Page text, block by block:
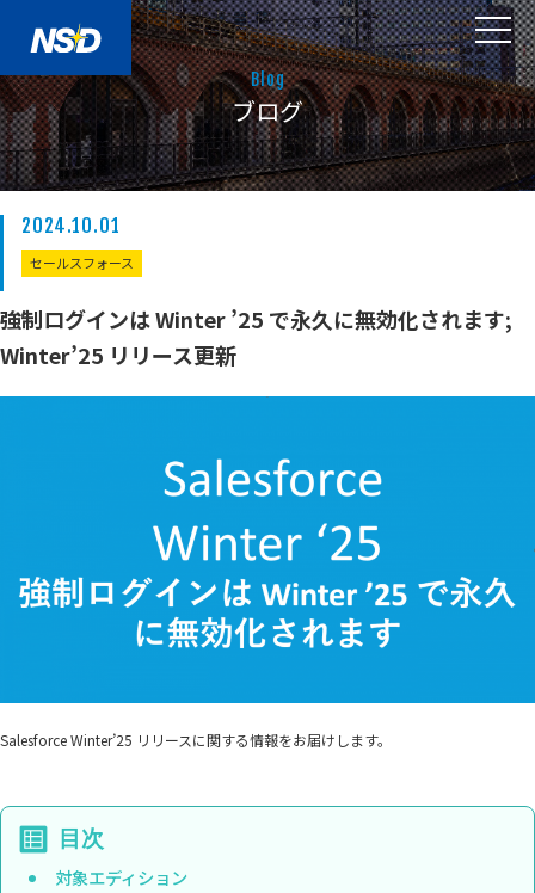
Blog
ブログ
2024.10.01
セールスフォース
強制ログインは Winter ’25 で永久に無効化されます;
Winter’25 リリース更新
Salesforce Winter’25 リリースに関する情報をお届けします。
対象エディション